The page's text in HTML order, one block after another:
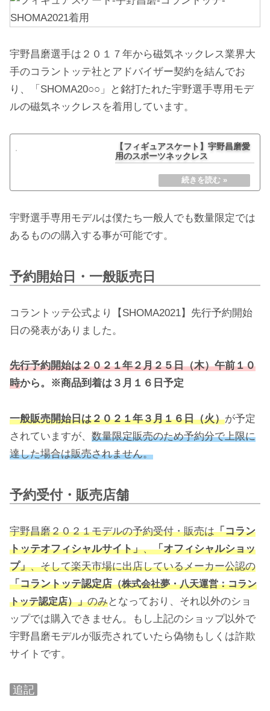
宇野昌磨選手は２０１７年から磁気ネックレス業界大
手のコラントッテ社とアドバイザー契約を結んでお
り、「SHOMA20○○」と銘打たれた宇野選手専用モデ
ルの磁気ネックレスを着用しています。
【フィギュアスケート】宇野昌磨愛
用のスポーツネックレス
宇野選手専用モデルは僕たち一般人でも数量限定では
あるものの購入する事が可能です。
予約開始日・一般販売日
コラントッテ公式より【SHOMA2021】先行予約開始
日の発表がありました。
先行予約開始は２０２１年２月２５日（木）午前１０
時から。※商品到着は３月１６日予定
一般販売開始日は２０２１年３月１６日（火）が予定
されていますが、 数量限定販売のため予約分で上限に
達した場合は販売されません。
予約受付・販売店舗
宇野昌磨２０２１モデルの予約受付・販売は「コラン
トッテオフィシャルサイト」、「オフィシャルショッ
プ」、そして楽天市場に出店しているメーカー公認の
「コラントッテ認定店（株式会社夢・八天運営：コラン
トッテ認定店）」のみとなっており、それ以外のショ
ップでは購入できません。もし上記のショップ以外で
宇野昌磨モデルが販売されていたら偽物もしくは詐欺
サイトです。
追記